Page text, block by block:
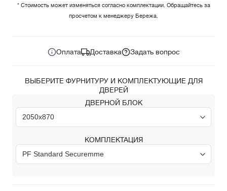
* Стоимость может изменяться согласно комплектации. Обращайтесь за
просчетом к менеджеру Бережа.
Оплата Доставка Задать вопрос
ВЫБЕРИТЕ ФУРНИТУРУ И КОМПЛЕКТУЮЩИЕ ДЛЯ
ДВЕРЕЙ
ДВЕРНОЙ БЛОК
КОМПЛЕКТАЦИЯ